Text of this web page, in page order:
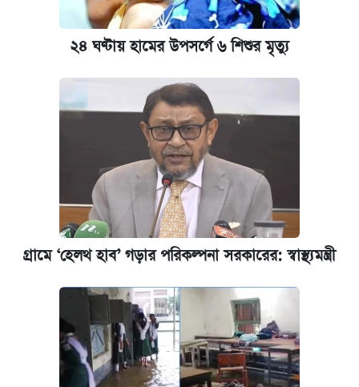
২৪ ঘণ্টায় হামের উপসর্গে ৬ শিশুর মৃত্যু
গ্রামে ‘হেলথ হাব’ গড়ার পরিকল্পনা সরকারের: স্বাস্থ্যমন্ত্রী